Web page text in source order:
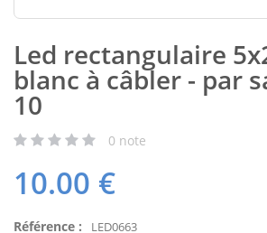
Led rectangulaire
blanc à câbler - par
10
0 note
10.00 €
Référence : LED0663